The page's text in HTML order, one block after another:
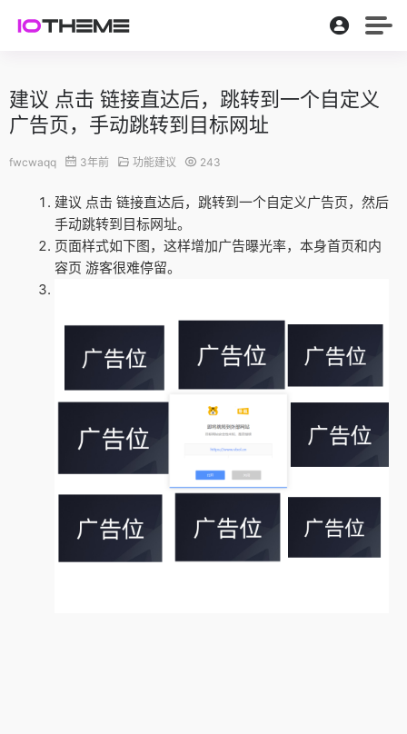
建议 点击 链接直达后，跳转到一个自定义
广告页，手动跳转到目标网址
fwcwaqq 3年前 功能建议 243
建议 点击 链接直达后，跳转到一个自定义广告页，然后
手动跳转到目标网址。
页面样式如下图，这样增加广告曝光率，本身首页和内
容页 游客很难停留。